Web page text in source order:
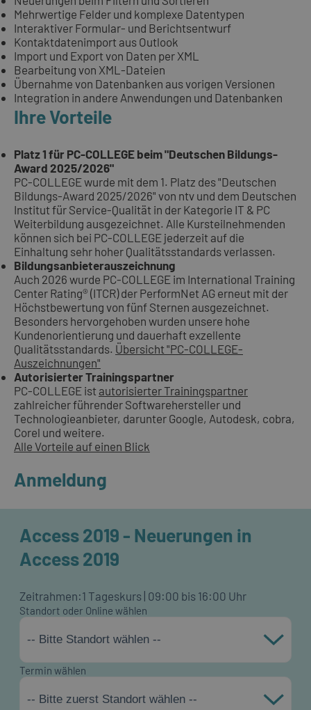
Mehrwertige Felder und komplexe Datentypen
Interaktiver Formular- und Berichtsentwurf
Kontaktdatenimport aus Outlook
Import und Export von Daten per XML
Bearbeitung von XML-Dateien
Übernahme von Datenbanken aus vorigen Versionen
Integration in andere Anwendungen und Datenbanken
Ihre Vorteile
Platz 1 für PC-COLLEGE beim "Deutschen Bildungs-
Award 2025/2026"
PC-COLLEGE wurde mit dem 1. Platz des "Deutschen
Bildungs-Award 2025/2026" von ntv und dem Deutschen
Institut für Service-Qualität in der Kategorie IT & PC
Weiterbildung ausgezeichnet. Alle Kursteilnehmenden
können sich bei PC-COLLEGE jederzeit auf die
Einhaltung sehr hoher Qualitätsstandards verlassen.
Bildungsanbieterauszeichnung
Auch 2026 wurde PC-COLLEGE im International Training
Center Rating® (ITCR) der PerformNet AG erneut mit der
Höchstbewertung von fünf Sternen ausgezeichnet.
Besonders hervorgehoben wurden unsere hohe
Kundenorientierung und dauerhaft exzellente
Qualitätsstandards. Übersicht "PC-COLLEGE-
Auszeichnungen"
Autorisierter Trainingspartner
PC-COLLEGE ist autorisierter Trainingspartner
zahlreicher führender Softwarehersteller und
Technologieanbieter, darunter Google, Autodesk, cobra,
Corel und weitere.
Alle Vorteile auf einen Blick
Anmeldung
Access 2019 - Neuerungen in
Access 2019
Zeitrahmen:1 Tageskurs | 09:00 bis 16:00 Uhr
Standort oder Online wählen
-- Bitte Standort wählen --
Termin wählen
-- Bitte zuerst Standort wählen --